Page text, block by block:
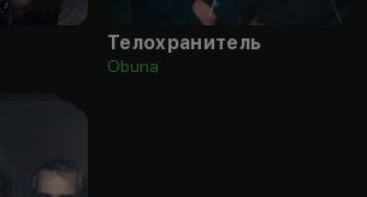
Телохранитель
Obuna